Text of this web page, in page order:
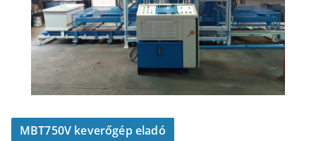
MBT750V keverőgép eladó